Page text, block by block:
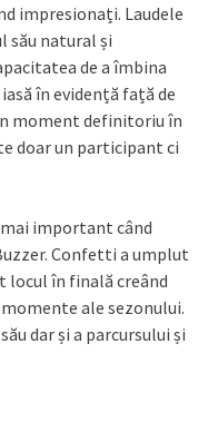
impresionați. Laudele
său natural și
de a îmbina
în evidență față de
moment definitoriu în
doar un participant ci
important când
Confetti a umplut
locul în finală creând
ale sezonului.
dar și a parcursului și